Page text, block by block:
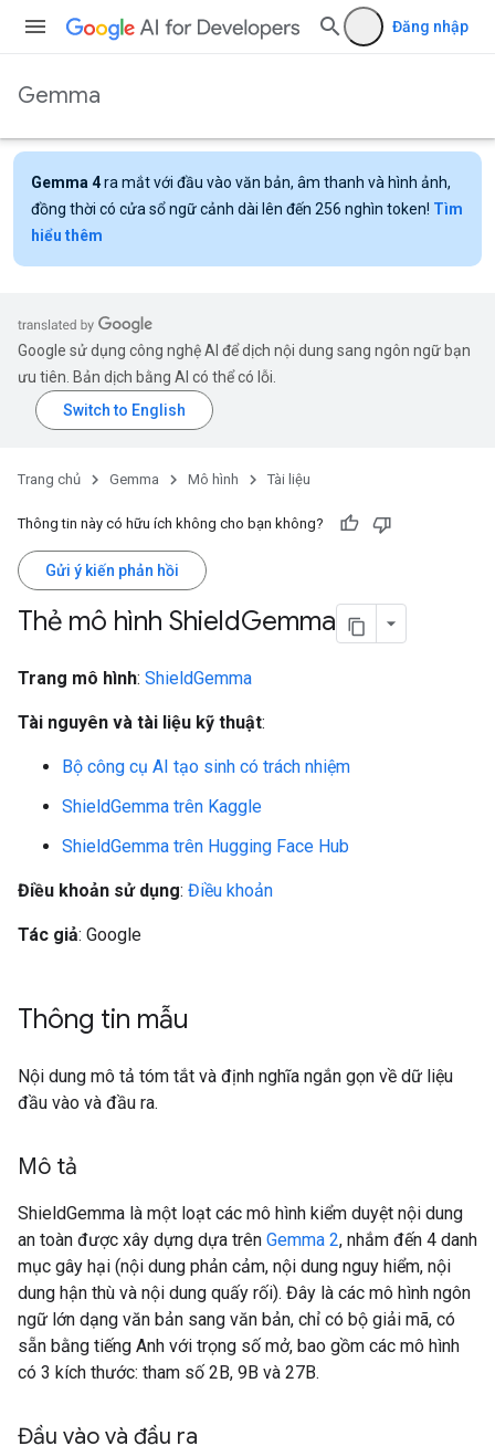
Đăng nhập
Gemma
Gemma 4ra mắt với đầu vào văn bản, âm thanh và hình ảnh,
đồng thời có cửa sổ ngữ cảnh dài lên đến 256 nghìn token! Tìm
hiểu thêm
Google sử dụng công nghệ AI để dịch nội dung sang ngôn ngữ bạn
ưu tiên. Bản dịch bằng AI có thể có lỗi.
Trang chủ Gemma Mô hình Tài liệu
Thông tin này có hữu ích không cho bạn không?
Gửi ý kiến phản hồi
Thẻ mô hình ShieldGemma
Trang mô hình: ShieldGemma
Tài nguyên và tài liệu kỹ thuật:
Bộ công cụ AI tạo sinh có trách nhiệm
ShieldGemma trên Kaggle
ShieldGemma trên Hugging Face Hub
Điều khoản sử dụng: Điều khoản
Tác giả: Google
Thông tin mẫu
Nội dung mô tả tóm tắt và định nghĩa ngắn gọn về dữ liệu
đầu vào và đầu ra.
Mô tả
ShieldGemma là một loạt các mô hình kiểm duyệt nội dung
an toàn được xây dựng dựa trên Gemma 2, nhắm đến 4 danh
mục gây hại (nội dung phản cảm, nội dung nguy hiểm, nội
dung hận thù và nội dung quấy rối). Đây là các mô hình ngôn
ngữ lớn dạng văn bản sang văn bản, chỉ có bộ giải mã, có
sẵn bằng tiếng Anh với trọng số mở, bao gồm các mô hình
có 3 kích thước: tham số 2B, 9B và 27B.
Đầu vào và đầu ra